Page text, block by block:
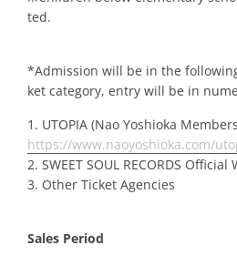
ted.
*Admission will be in the
ket category, entry will be in
1. UTOPIA (Nao Yoshioka
https://www.naoyoshioka.com/
2. SWEET SOUL RECORDS
3. Other Ticket Agencies
Sales Period